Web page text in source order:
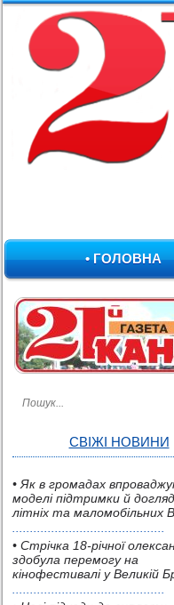
• ГОЛОВНА
СВІЖІ НОВИНИ
• Як в громадах
моделі підтримки й
літніх та маломобільних
• Стрічка 18-річної
здобула перемогу на
кінофестивалі у Великій